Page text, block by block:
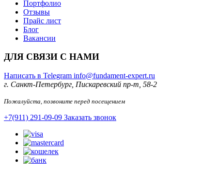
Портфолио
Отзывы
Прайс лист
Блог
Вакансии
ДЛЯ СВЯЗИ С НАМИ
Написать в Telegram info@fundament-expert.ru
г. Санкт-Петербург, Пискаревский пр-т, 58-2
Пожалуйста, позвоните перед посещением
+7(911) 291-09-09 Заказать звонок